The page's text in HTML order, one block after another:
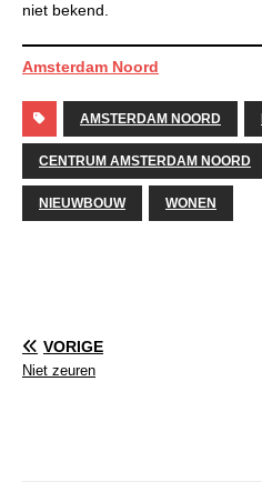
niet bekend.
Amsterdam Noord
AMSTERDAM NOORD
CENTRUM AMSTERDAM NOORD
NIEUWBOUW WONEN
VORIGE
Niet zeuren